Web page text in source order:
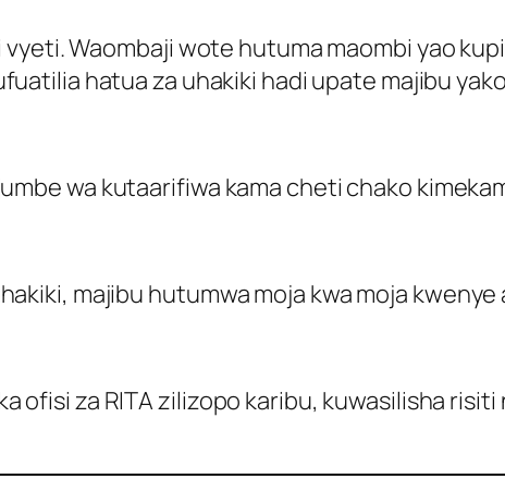
Waombaji wote hutuma maombi yao
hatua za uhakiki hadi upate majibu
wa kutaarifiwa kama cheti chako
majibu hutumwa moja kwa moja
ofisi za RITA zilizopo karibu, kuwasilisha risiti